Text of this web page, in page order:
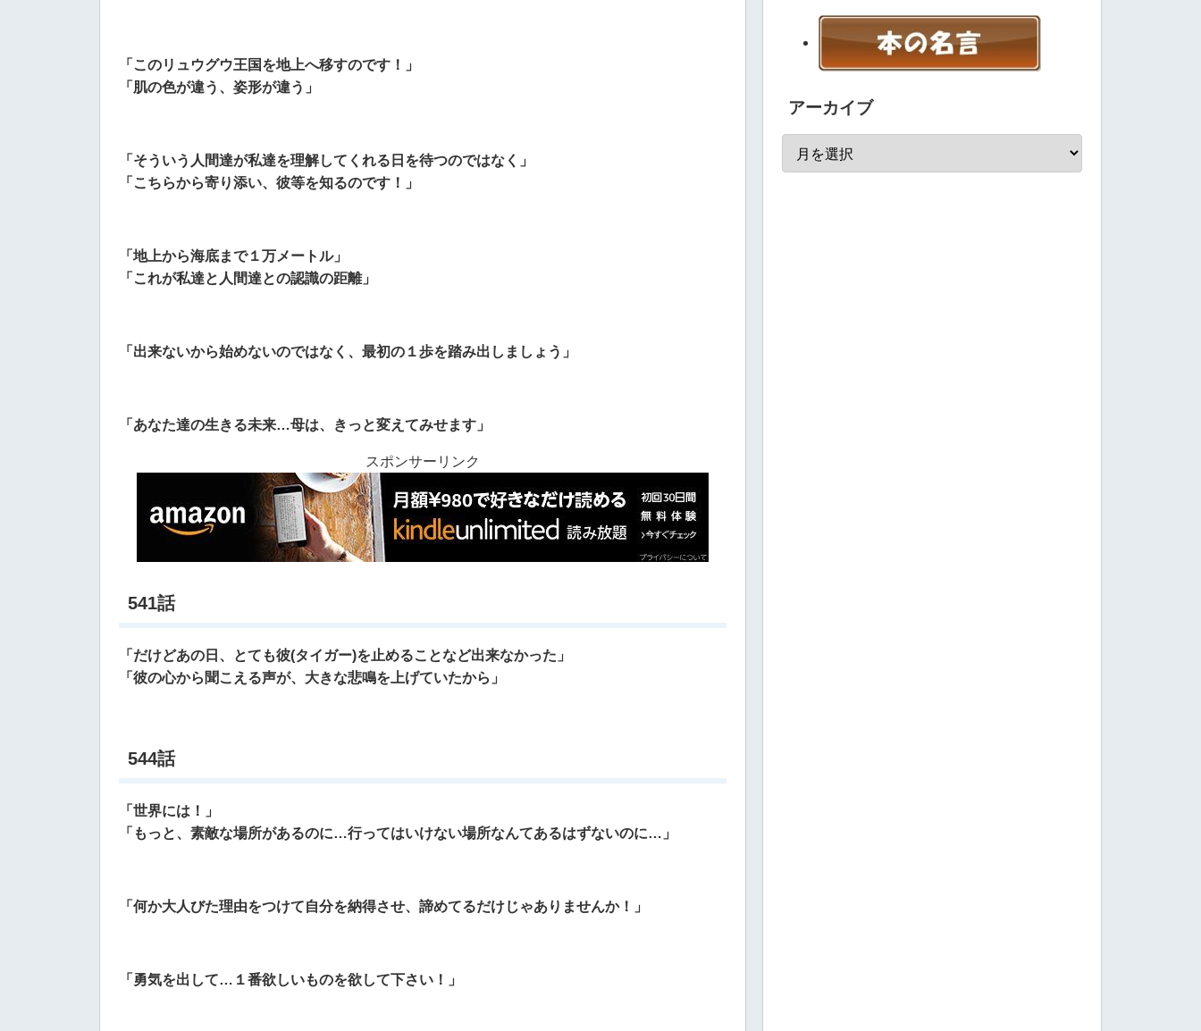
「このリュウグウ王国を地上へ移すのです！」
「肌の色が違う、姿形が違う」
「そういう人間達が私達を理解してくれる日を待つのではなく」
「こちらから寄り添い、彼等を知るのです！」
「地上から海底まで１万メートル」
「これが私達と人間達との認識の距離」
「出来ないから始めないのではなく、最初の１歩を踏み出しましょう」
「あなた達の生きる未来…母は、きっと変えてみせます」
スポンサーリンク
541話
「だけどあの日、とても彼(タイガー)を止めることなど出来なかった」
「彼の心から聞こえる声が、大きな悲鳴を上げていたから」
544話
「世界には！」
「もっと、素敵な場所があるのに…行ってはいけない場所なんてあるはずないのに…」
「何か大人びた理由をつけて自分を納得させ、諦めてるだけじゃありませんか！」
「勇気を出して…１番欲しいものを欲して下さい！」
アーカイブ